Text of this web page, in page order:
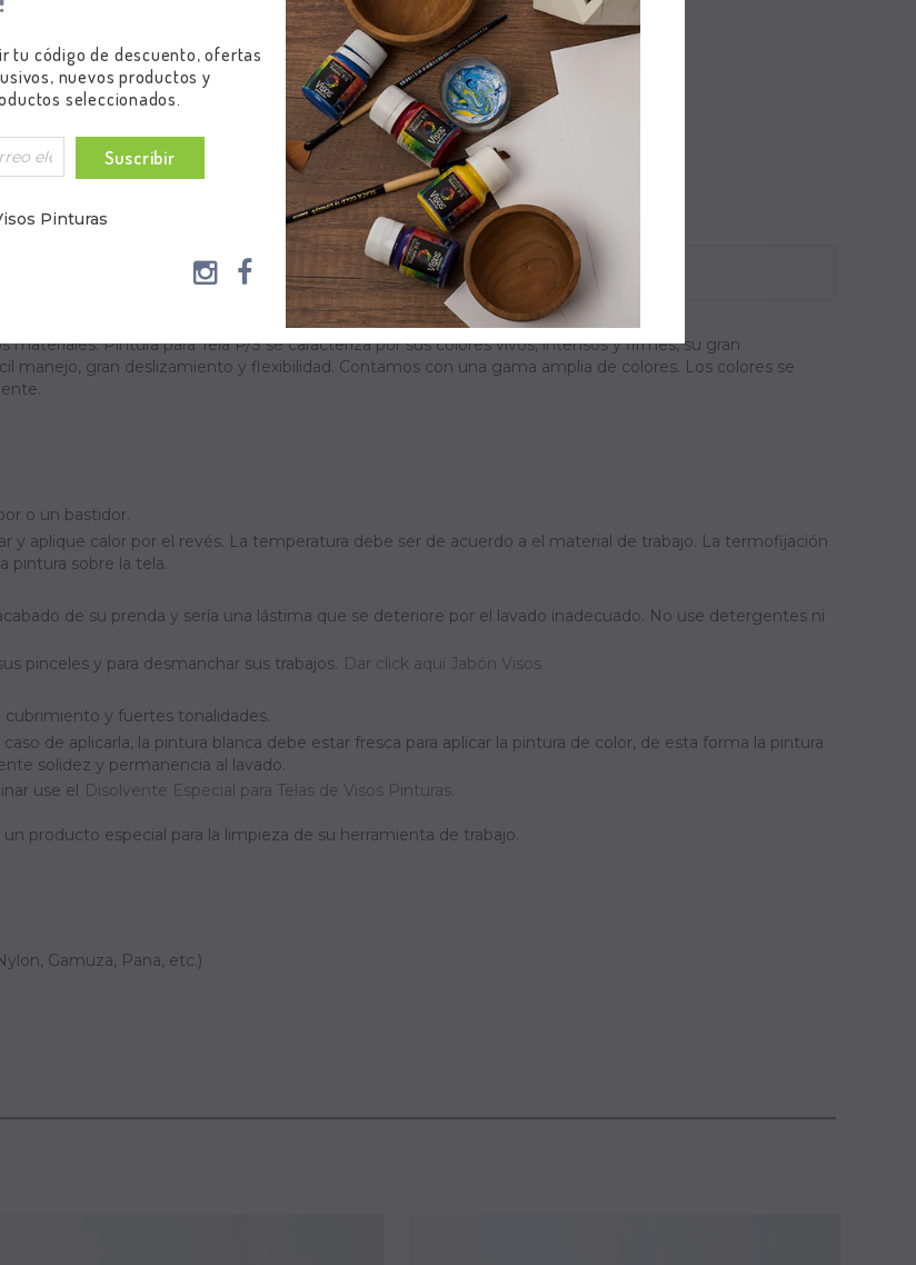
Subtotal $42.300,00
Pintura para Tela P/S se caracteriza por sus colores vivos, intensos y firmes, su gran
manejo, gran deslizamiento y flexibilidad. Contamos con una gama amplia de colores. Los colores se
o un bastidor.
y aplique calor por el revés. La temperatura debe ser de acuerdo a el material de trabajo. La termofijación
pintura sobre la tela.
de su prenda y sería una lástima que se deteriore por el lavado inadecuado. No use detergentes ni
pinceles y para desmanchar sus trabajos. Dar click aquí Jabón Visos
y fuertes tonalidades.
de aplicarla, la pintura blanca debe estar fresca para aplicar la pintura de color, de esta forma la pintura
solidez y permanencia al lavado.
use el Disolvente Especial para Telas de Visos Pinturas.
producto especial para la limpieza de su herramienta de trabajo.
Gamuza, Pana, etc.)
tu código de descuento, ofertas
nuevos productos y
seleccionados.
Suscribir
Pinturas